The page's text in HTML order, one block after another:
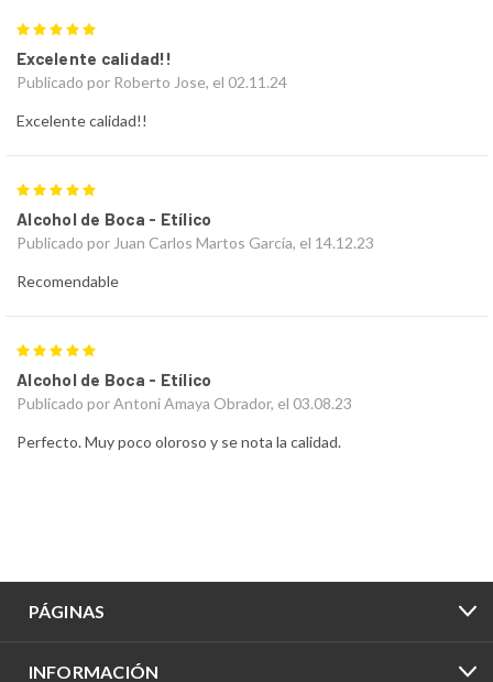
Excelente calidad!!
Publicado por Roberto Jose, el 02.11.24
Excelente calidad!!
Alcohol de Boca - Etílico
Publicado por Juan Carlos Martos García, el 14.12.23
Recomendable
Alcohol de Boca - Etílico
Publicado por Antoni Amaya Obrador, el 03.08.23
Perfecto. Muy poco oloroso y se nota la calidad.
PÁGINAS
INFORMACIÓN